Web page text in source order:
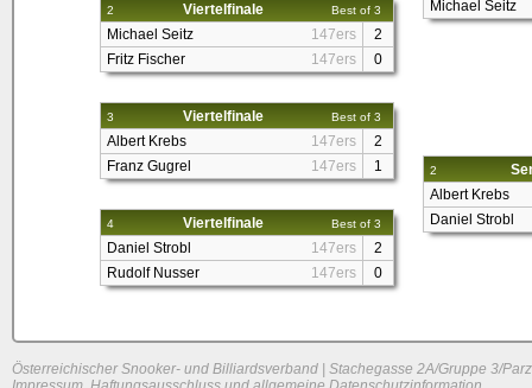
2 Viertelfinale Best of 3
Michael Seitz 147ers
2
Fritz Fischer
147ers 0
3 Viertelfinale Best of 3
Albert Krebs 147ers
2
Franz Gugrel
147ers 1
4 Viertelfinale Best of 3
Daniel Strobl 147ers
2
Rudolf Nusser
147ers 0
Michael Seitz
2
Albert Krebs
Daniel Strobl
Österreichischer Snooker- und Billiardsverband | Stachegasse 2A/Gruppe 3/